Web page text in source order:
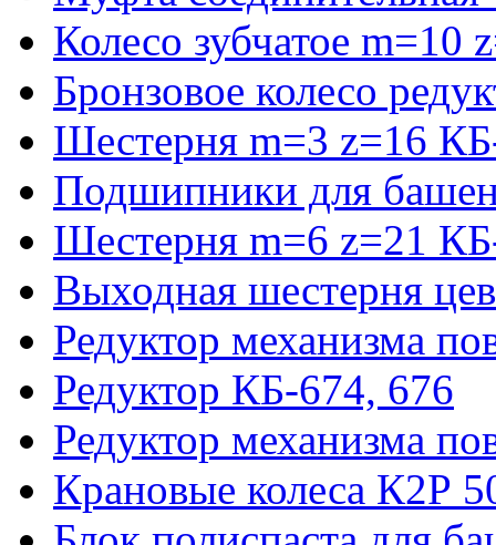
Колесо зубчатое
Бронзовое колесо
Шестерня m=3 z=16
Подшипники для
Шестерня m=6 z=21
Выходная шестерня
Редуктор механизма
Редуктор КБ-674, 676
Редуктор механизма
Крановые колеса К2Р